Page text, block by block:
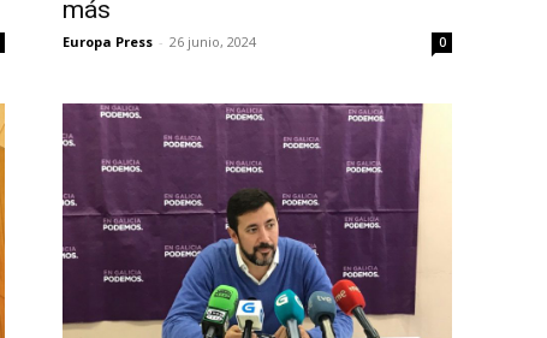
más
Europa Press - 26 junio, 2024 0